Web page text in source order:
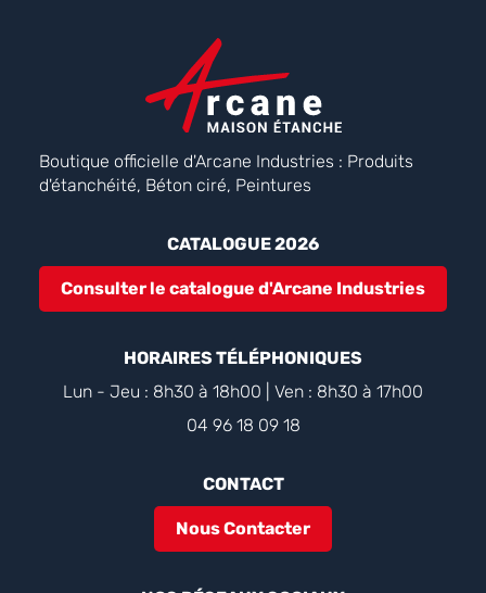
Boutique officielle d'Arcane Industries : Produits
d'étanchéité, Béton ciré, Peintures
CATALOGUE 2026
Consulter le catalogue d'Arcane Industries
HORAIRES TÉLÉPHONIQUES
Lun - Jeu : 8h30 à 18h00 | Ven : 8h30 à 17h00
04 96 18 09 18
CONTACT
Nous Contacter